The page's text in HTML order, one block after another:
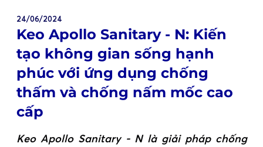
24/06/2024
Keo Apollo Sanitary - N: Kiến
tạo không gian sống hạnh
phúc với ứng dụng chống
thấm và chống nấm mốc cao
cấp
Keo Apollo Sanitary - N là giải pháp chống